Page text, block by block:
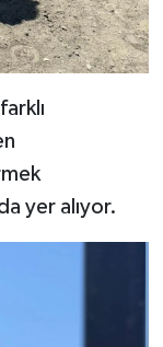
yer alıyor.